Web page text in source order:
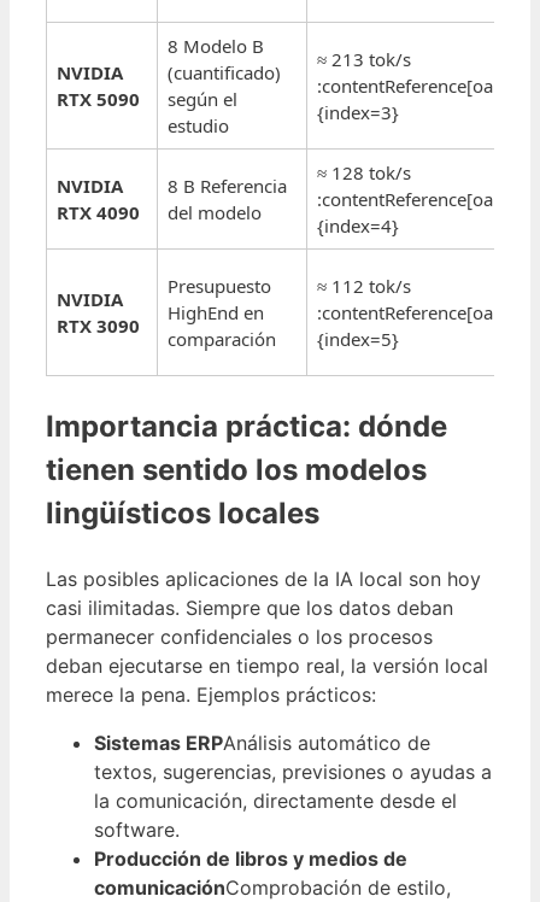
NVIDIA
RTX 5090
8 Modelo B
(cuantificado)
según el
estudio
≈ 213 tok/s
{index=3}
NVIDIA
RTX 4090
8 B Referencia
del modelo
≈ 128 tok/s
{index=4}
NVIDIA
RTX 3090
Presupuesto
HighEnd en
comparación
≈ 112 tok/s
{index=5}
Importancia práctica: dónde
tienen sentido los modelos
lingüísticos locales
Las posibles aplicaciones de la IA local son hoy
casi ilimitadas. Siempre que los datos deban
permanecer confidenciales o los procesos
deban ejecutarse en tiempo real, la versión local
merece la pena. Ejemplos prácticos:
Sistemas ERPAnálisis automático de
textos, sugerencias, previsiones o ayudas a
la comunicación, directamente desde el
software.
Producción de libros y medios de
comunicaciónComprobación de estilo,